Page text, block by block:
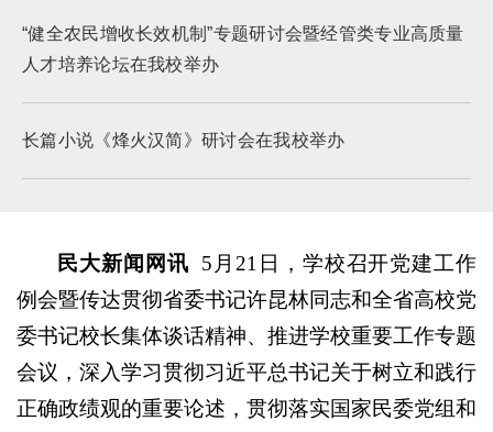
“健全农民增收长效机制”专题研讨会暨经管类专业高质量
人才培养论坛在我校举办
长篇小说《烽火汉简》研讨会在我校举办
民大新闻网讯 5月21日，学校召开党建工作
例会暨传达贯彻省委书记许昆林同志和全省高校党
委书记校长集体谈话精神、推进学校重要工作专题
会议，深入学习贯彻习近平总书记关于树立和践行
正确政绩观的重要论述，贯彻落实国家民委党组和